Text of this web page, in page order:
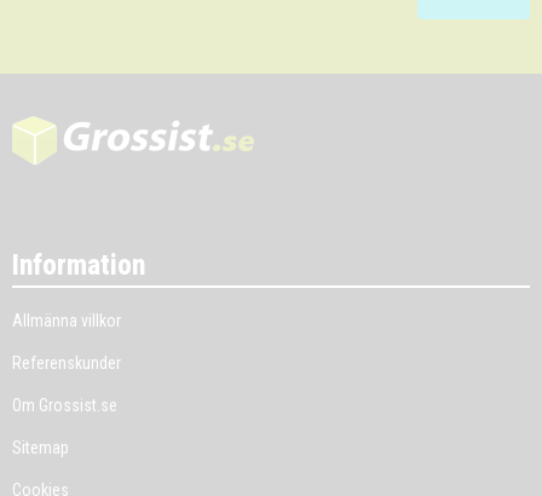
Information
Allmänna villkor
Referenskunder
Om Grossist.se
Sitemap
Cookies